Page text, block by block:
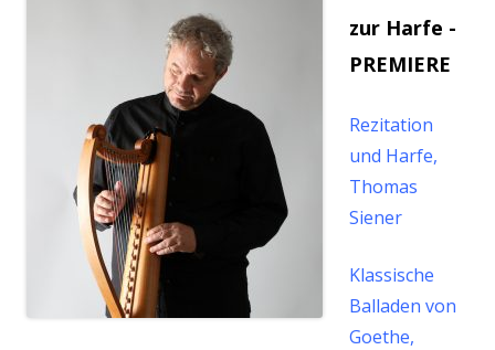
zur Harfe -
PREMIERE
Rezitation
und Harfe,
Thomas
Siener
Klassische
Balladen von
Goethe,